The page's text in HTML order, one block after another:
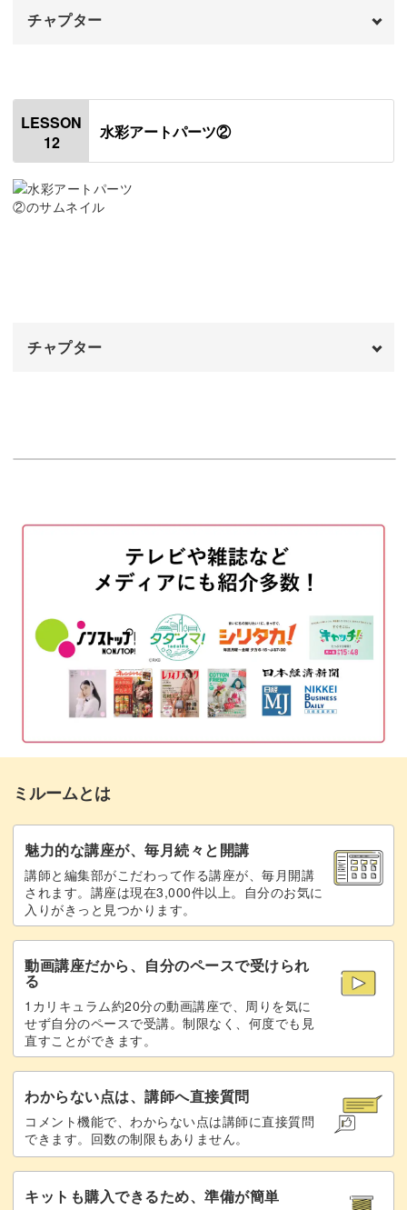
チャプター
はじめに
使用材料・道具
レジン液の開封方法
パーツを洗浄する 11:16
LESSON
12
水彩アートパーツ②
チャプター
ピアスの金具をつける
仕上げのコーティングをする
イヤリングの金具をつける 14:01
仕上げのコーティングをする
完成♪
ミルームとは
魅力的な講座が、毎月続々と開講
講師と編集部がこだわって作る講座が、毎月開講
されます。講座は現在3,000件以上。自分のお気に
入りがきっと見つかります。
動画講座だから、自分のペースで受けられ
る
1カリキュラム約20分の動画講座で、周りを気に
せず自分のペースで受講。制限なく、何度でも見
直すことができます。
わからない点は、講師へ直接質問
コメント機能で、わからない点は講師に直接質問
できます。回数の制限もありません。
キットも購入できるため、準備が簡単